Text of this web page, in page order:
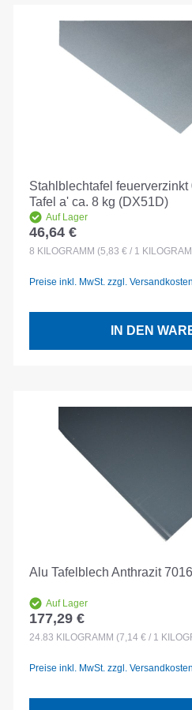
Stahlblechtafel
Tafel a' ca. 8 kg (DX51D)
Auf Lager
Regulärer Preis:
46,64 €
8 KILOGRAMM (5,83 € / 1
Preise inkl. MwSt. zzgl. Versandkosten
IN DEN
Alu Tafelblech Anthrazit
Auf Lager
Regulärer Preis:
177,29 €
24.83 KILOGRAMM (7,14 € / 1
Preise inkl. MwSt. zzgl. Versandkosten